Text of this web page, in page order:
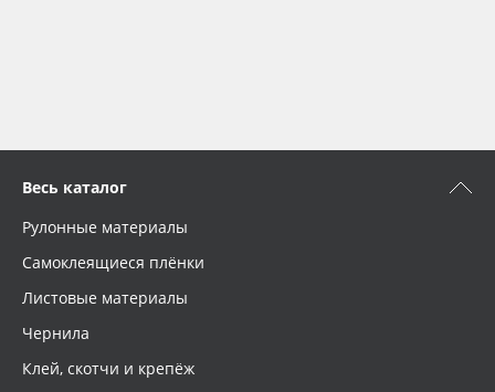
Весь каталог
Рулонные материалы
Самоклеящиеся плёнки
Листовые материалы
Чернила
Клей, скотчи и крепёж